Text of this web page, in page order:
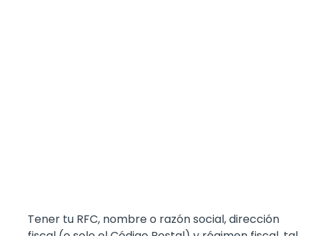
Tener tu RFC, nombre o razón social, dirección